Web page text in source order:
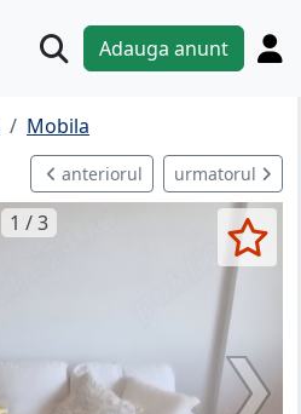
Adauga anunt
Mobila
anteriorul urmatorul
1 / 3